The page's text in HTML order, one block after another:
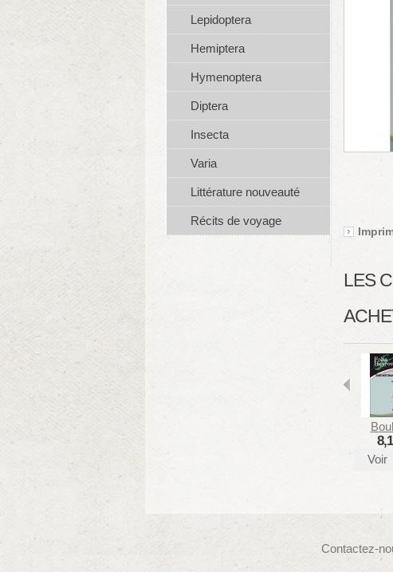
LES
Voir
Lepidoptera
Hemiptera
Hymenoptera
Diptera
Insecta
Varia
Littérature nouveauté
Récits de voyage
Contactez-